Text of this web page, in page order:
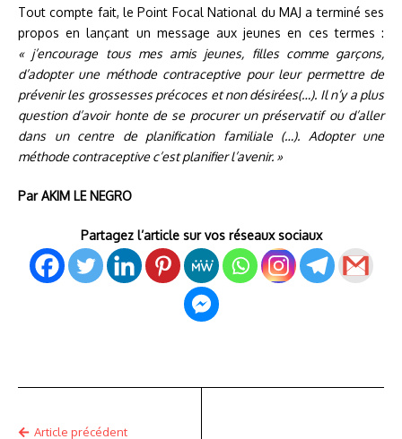
Tout compte fait, le Point Focal National du MAJ a terminé ses
propos en lançant un message aux jeunes en ces termes :
« j’encourage tous mes amis jeunes, filles comme garçons,
d’adopter une méthode contraceptive pour leur permettre de
prévenir les grossesses précoces et non désirées(…). Il n’y a plus
question d’avoir honte de se procurer un préservatif ou d’aller
dans un centre de planification familiale (…). Adopter une
méthode contraceptive c’est planifier l’avenir. »
Par AKIM LE NEGRO
Partagez l’article sur vos réseaux sociaux
Article précédent